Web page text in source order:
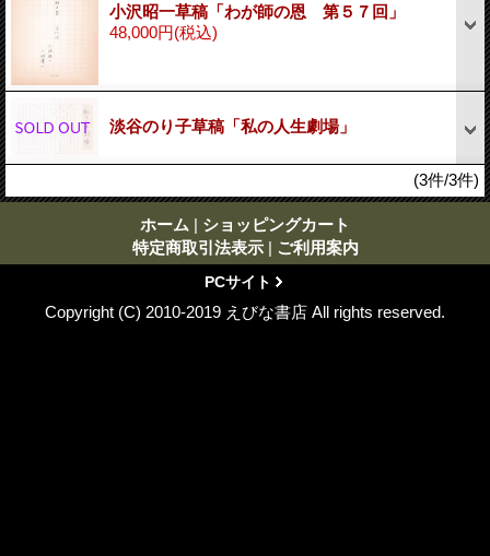
小沢昭一草稿「わが師の恩 第５７回」
48,000円(税込)
淡谷のり子草稿「私の人生劇場」
(3件/3件)
ホーム | ショッピングカート
特定商取引法表示 | ご利用案内
PCサイト
Copyright (C) 2010-2019 えびな書店 All rights reserved.